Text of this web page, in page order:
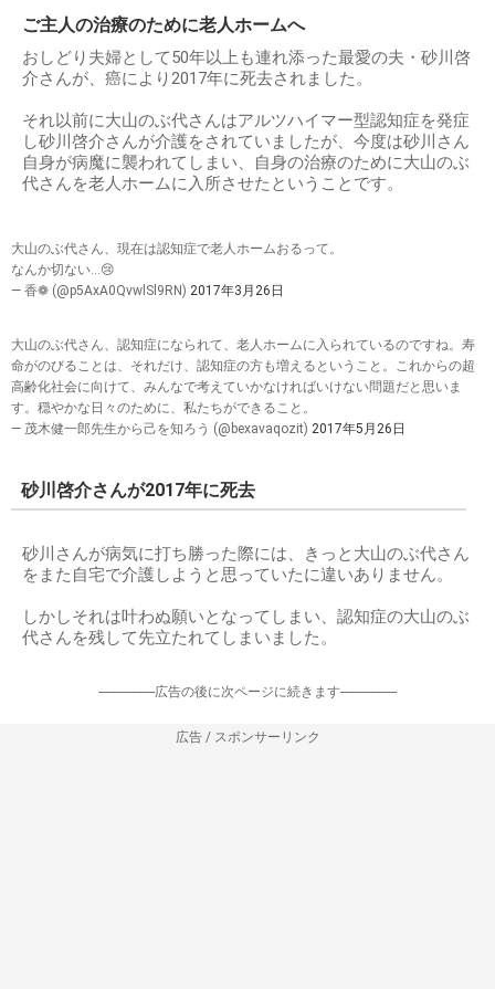
ご主人の治療のために老人ホームへ
おしどり夫婦として50年以上も連れ添った最愛の夫・砂川啓
介さんが、癌により2017年に死去されました。
それ以前に大山のぶ代さんはアルツハイマー型認知症を発症
し砂川啓介さんが介護をされていましたが、今度は砂川さん
自身が病魔に襲われてしまい、自身の治療のために大山のぶ
代さんを老人ホームに入所させたということです。
大山のぶ代さん、現在は認知症で老人ホームおるって。
なんか切ない…😢
— 香❁ (@p5AxA0QvwlSl9RN) 2017年3月26日
大山のぶ代さん、認知症になられて、老人ホームに入られているのですね。寿
命がのびることは、それだけ、認知症の方も増えるということ。これからの超
高齢化社会に向けて、みんなで考えていかなければいけない問題だと思いま
す。穏やかな日々のために、私たちができること。
— 茂木健一郎先生から己を知ろう (@bexavaqozit) 2017年5月26日
砂川啓介さんが2017年に死去
砂川さんが病気に打ち勝った際には、きっと大山のぶ代さん
をまた自宅で介護しようと思っていたに違いありません。
しかしそれは叶わぬ願いとなってしまい、認知症の大山のぶ
代さんを残して先立たれてしまいました。
-----------------広告の後に次ページに続きます-----------------
広告 / スポンサーリンク